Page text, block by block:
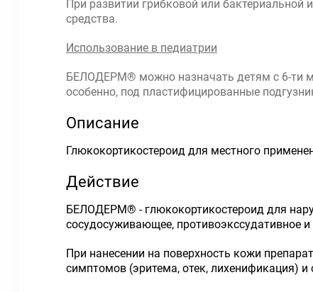
При развитии грибковой или бактериальной
средства.
Использование в педиатрии
БЕЛОДЕРМ® можно назначать детям с 6-ти
особенно, под пластифицированные
Описание
Глюкокортикостероид для местного
Действие
БЕЛОДЕРМ® - глюкокортикостероид для
сосудосуживающее, противоэкссудативное
При нанесении на поверхность кожи
симптомов (эритема, отек, лихенификация)